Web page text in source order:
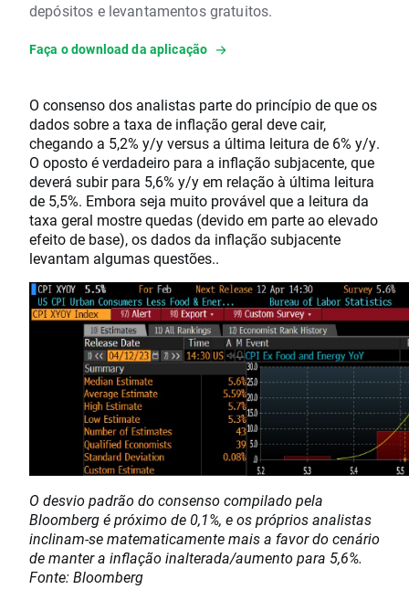
depósitos e levantamentos gratuitos.
Faça o download da aplicação
O consenso dos analistas parte do princípio de que os
dados sobre a taxa de inflação geral deve cair,
chegando a 5,2% y/y versus a última leitura de 6% y/y.
O oposto é verdadeiro para a inflação subjacente, que
deverá subir para 5,6% y/y em relação à última leitura
de 5,5%. Embora seja muito provável que a leitura da
taxa geral mostre quedas (devido em parte ao elevado
efeito de base), os dados da inflação subjacente
levantam algumas questões..
O desvio padrão do consenso compilado pela
Bloomberg é próximo de 0,1%, e os próprios analistas
inclinam-se matematicamente mais a favor do cenário
de manter a inflação inalterada/aumento para 5,6%.
Fonte: Bloomberg